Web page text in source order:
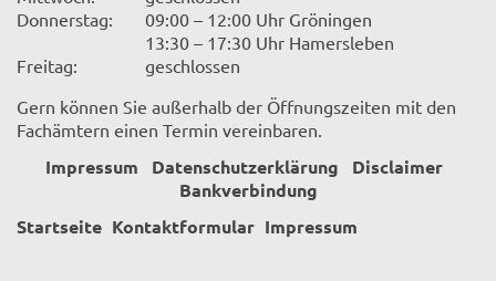
Donnerstag:
09:00 – 12:00 Uhr Gröningen
13:30 – 17:30 Uhr Hamersleben
Freitag:
geschlossen
Gern können Sie außerhalb der Öffnungszeiten mit den
Fachämtern einen Termin vereinbaren.
Impressum Datenschutzerklärung
Disclaimer
Bankverbindung
Startseite Kontaktformular Impressum